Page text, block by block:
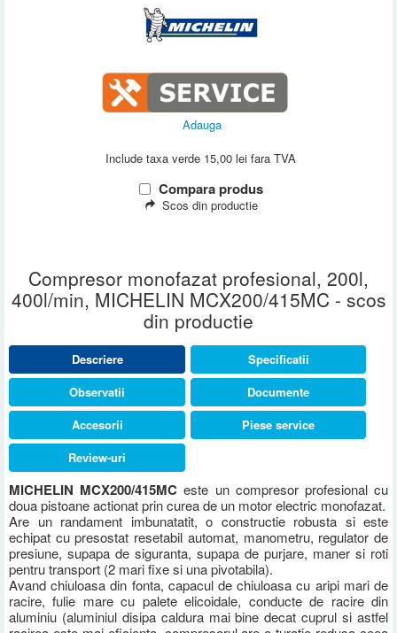
Adauga
Include taxa verde 15,00 lei fara TVA
Compara produs
Scos din productie
Compresor monofazat profesional, 200l,
400l/min, MICHELIN MCX200/415MC - scos
din productie
Descriere
MICHELIN MCX200/415MC este un compresor profesional cu
doua pistoane actionat prin curea de un motor electric monofazat.
Are un randament imbunatatit, o constructie robusta si este
echipat cu presostat resetabil automat, manometru, regulator de
presiune, supapa de siguranta, supapa de purjare, maner si roti
pentru transport (2 mari fixe si una pivotabila).
Avand chiuloasa din fonta, capacul de chiuloasa cu aripi mari de
racire, fulie mare cu palete elicoidale, conducte de racire din
aluminiu (aluminiul disipa caldura mai bine decat cuprul si astfel
Specificatii
Observatii
Documente
Accesorii
Piese service
Review-uri